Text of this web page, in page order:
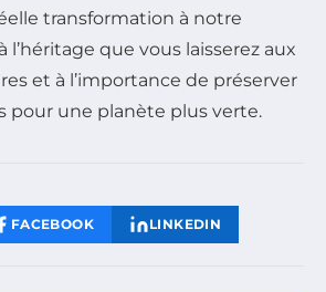
transformation à notre
l’héritage que vous laisserez aux
et à l’importance de préserver
pour une planète plus verte.
FACEBOOK LINKEDIN